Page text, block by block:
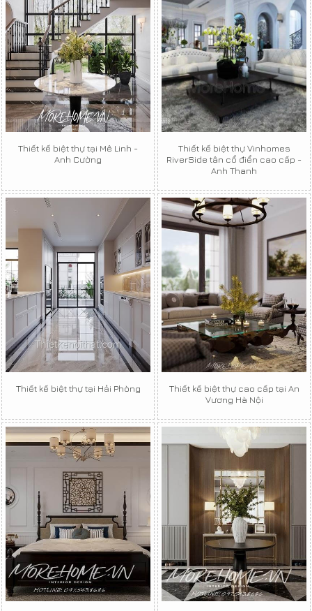
Thiết kế biệt thự tại Mê Linh -
Anh Cường
Thiết kế biệt thự Vinhomes
RiverSide tân cổ điển cao cấp -
Anh Thanh
Thiết kế biệt thự tại Hải Phòng
Thiết kế biệt thự cao cấp tại An
Vương Hà Nội